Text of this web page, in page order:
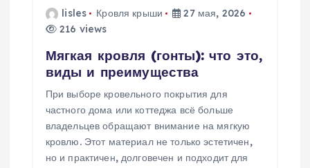
lisles Кровля крыши
27 мая, 2026
216 views
Мягкая кровля (гонты): что это,
виды и преимущества
При выборе кровельного покрытия для
частного дома или коттеджа всё больше
владельцев обращают внимание на мягкую
кровлю. Этот материал не только эстетичен,
но и практичен, долговечен и подходит для